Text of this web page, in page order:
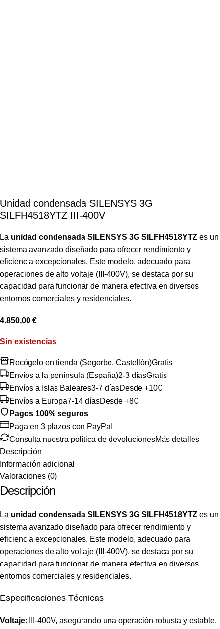
Unidad condensada SILENSYS 3G
SILFH4518YTZ III-400V
La unidad condensada SILENSYS 3G SILFH4518YTZ es un
sistema avanzado diseñado para ofrecer rendimiento y
eficiencia excepcionales. Este modelo, adecuado para
operaciones de alto voltaje (III-400V), se destaca por su
capacidad para funcionar de manera efectiva en diversos
entornos comerciales y residenciales.
4.850,00 €
Sin existencias
Recógelo en tienda (Segorbe, Castellón)Gratis
Envíos a la península (España)2-3 díasGratis
Envíos a Islas Baleares3-7 díasDesde +10€
Envíos a Europa7-14 díasDesde +8€
Pagos 100% seguros
Paga en 3 plazos con PayPal
Consulta nuestra política de devolucionesMás detalles
Descripción
Información adicional
Valoraciones (0)
Descripción
La unidad condensada SILENSYS 3G SILFH4518YTZ es un
sistema avanzado diseñado para ofrecer rendimiento y
eficiencia excepcionales. Este modelo, adecuado para
operaciones de alto voltaje (III-400V), se destaca por su
capacidad para funcionar de manera efectiva en diversos
entornos comerciales y residenciales.
Especificaciones Técnicas
Voltaje: III-400V, asegurando una operación robusta y estable.